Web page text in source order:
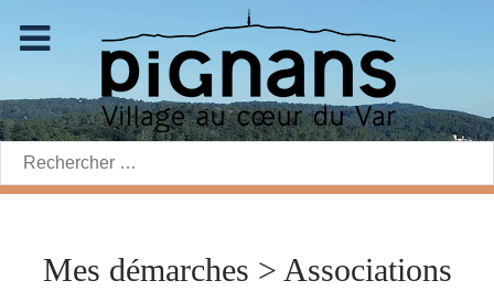
Rechercher:
Mes démarches > Associations